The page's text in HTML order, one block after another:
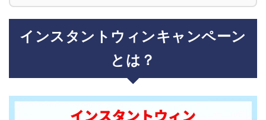
インスタントウィンキャンペーン
とは？